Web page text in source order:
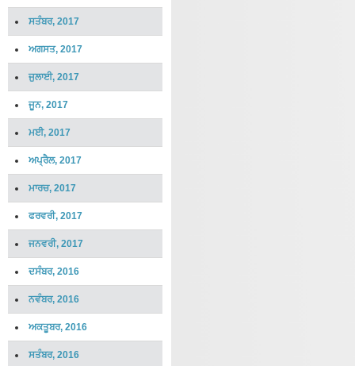
ਸਤੰਬਰ, 2017
ਅਗਸਤ, 2017
ਜੁਲਾਈ, 2017
ਜੂਨ, 2017
ਮਈ, 2017
ਅਪ੍ਰੈਲ, 2017
ਮਾਰਚ, 2017
ਫਰਵਰੀ, 2017
ਜਨਵਰੀ, 2017
ਦਸੰਬਰ, 2016
ਨਵੰਬਰ, 2016
ਅਕਤੂਬਰ, 2016
ਸਤੰਬਰ, 2016